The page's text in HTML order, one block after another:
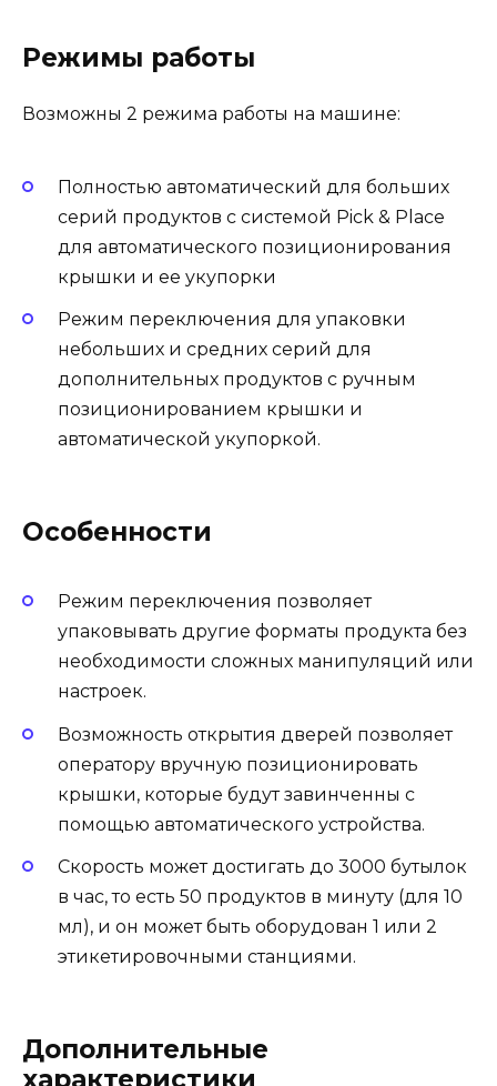
Режимы работы
Возможны 2 режима работы на машине:
Полностью автоматический для больших
серий продуктов с системой Pick & Place
для автоматического позиционирования
крышки и ее укупорки
Режим переключения для упаковки
небольших и средних серий для
дополнительных продуктов с ручным
позиционированием крышки и
автоматической укупоркой.
Особенности
Режим переключения позволяет
упаковывать другие форматы продукта без
необходимости сложных манипуляций или
настроек.
Возможность открытия дверей позволяет
оператору вручную позиционировать
крышки, которые будут завинченны с
помощью автоматического устройства.
Скорость может достигать до 3000 бутылок
в час, то есть 50 продуктов в минуту (для 10
мл), и он может быть оборудован 1 или 2
этикетировочными станциями.
Дополнительные
характеристики